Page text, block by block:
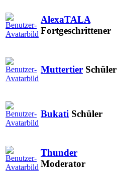
AlexaTALA
Fortgeschrittener
Muttertier Schüler
Bukati Schüler
Thunder
Moderator